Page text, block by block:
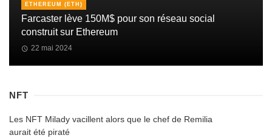
ETHEREUM (ETH)
Farcaster lève 150M$ pour son réseau social
construit sur Ethereum
22 mai 2024
NFT
Les NFT Milady vacillent alors que le chef de Remilia
aurait été piraté